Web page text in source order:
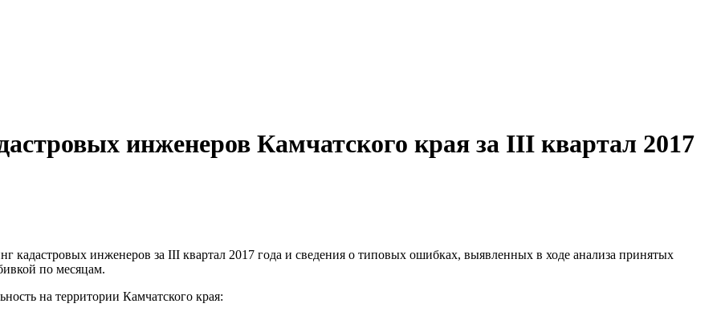
инженеров Камчатского края за III квартал 2017
кадастровых инженеров за III квартал 2017 года и сведения о типовых ошибках, выявленных в ходе анализа принятых
по месяцам.
на территории Камчатского края: